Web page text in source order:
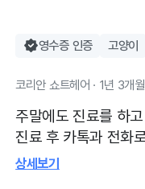
지만, 내 고양이 이렇
금액 인 것 같습니다.
영수증 인증 고양이
코리안 쇼트헤어 · 1년 3개
주말에도 진료를 하
진료 후 카톡과 전화
차도가 있는지 연락
상세보기